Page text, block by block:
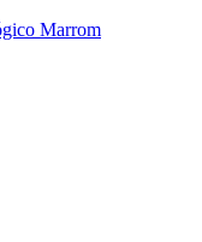
Marrom